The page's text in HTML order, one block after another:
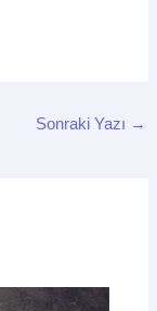
Sonraki Yazı →